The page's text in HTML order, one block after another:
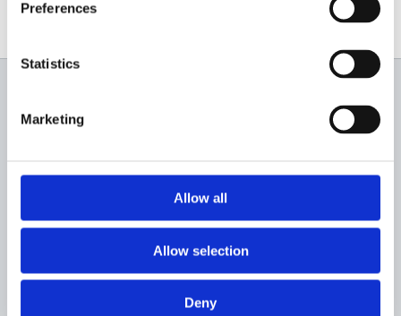
Preferences
Statistics
Marketing
Allow all
Allow selection
Deny
Sunt de acord sa primesc newslettere